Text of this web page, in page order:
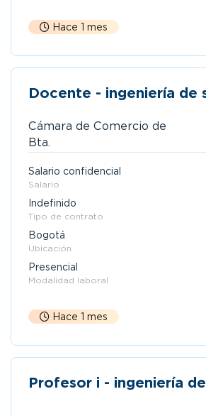
Hace 1 mes
Docente - ingeniería de
Cámara de Comercio de
Bta.
Salario confidencial
Salario
Indefinido
Tipo de contrato
Bogotá
Ubicación
Presencial
Modalidad laboral
Hace 1 mes
Profesor i - ingeniería